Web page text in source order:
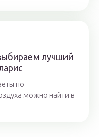
лучший
по
можно найти в